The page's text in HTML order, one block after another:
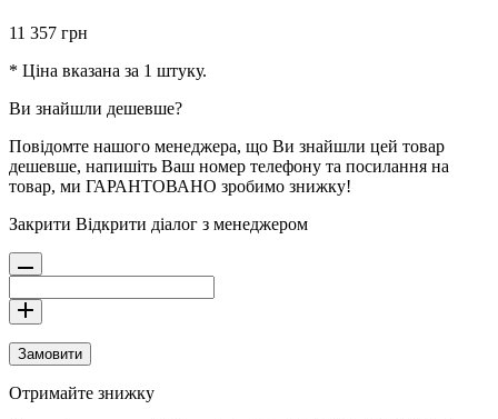
11 357 грн
* Ціна вказана за 1 штуку.
Ви знайшли дешевше?
Повідомте нашого менеджера, що Ви знайшли цей товар
дешевше, напишіть Ваш номер телефону та посилання на
товар, ми ГАРАНТОВАНО зробимо знижку!
Закрити Відкрити діалог з менеджером
Замовити
Отримайте знижку